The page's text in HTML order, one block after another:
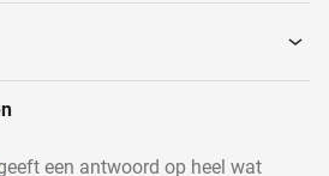
een antwoord op heel wat